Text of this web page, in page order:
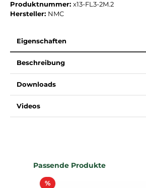
Produktnummer: x13-FL3-2M.2
Hersteller: NMC
Eigenschaften
Beschreibung
Downloads
Videos
Produktgalerie überspringen
Passende Produkte
%Rabatt